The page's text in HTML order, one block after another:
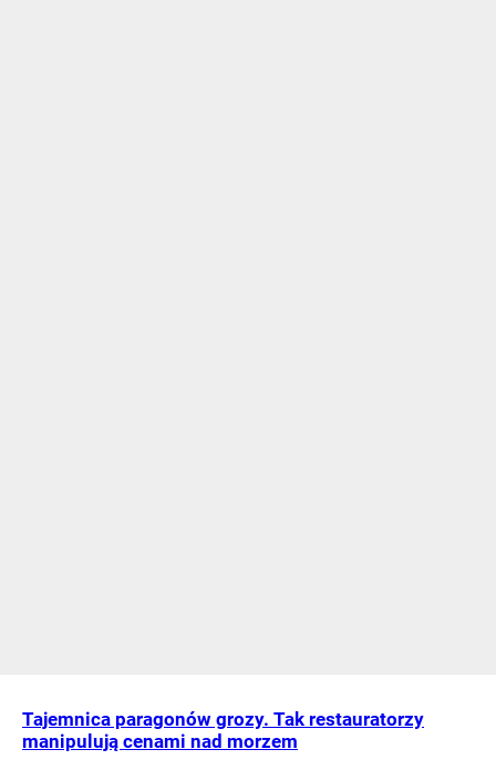
Tajemnica paragonów grozy. Tak restauratorzy
manipulują cenami nad morzem